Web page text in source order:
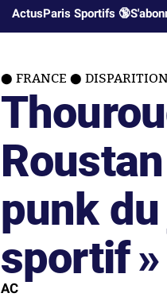
ActusParis Sportifs 🔞
FRANCE
punk
sportif »
AC